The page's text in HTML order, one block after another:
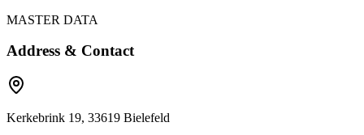
MASTER DATA
Address & Contact
Kerkebrink 19, 33619 Bielefeld